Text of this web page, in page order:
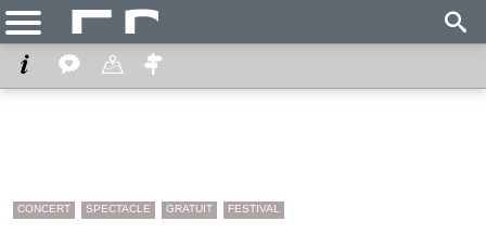
CONCERT SPECTACLE GRATUIT FESTIVAL